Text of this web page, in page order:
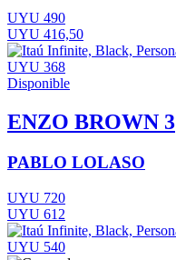
UYU 490
UYU 416,50
UYU 368
Disponible
ENZO BROWN 3
PABLO LOLASO
UYU 720
UYU 612
UYU 540